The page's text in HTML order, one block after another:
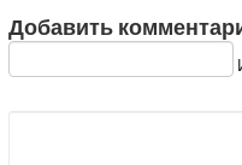
Добавить